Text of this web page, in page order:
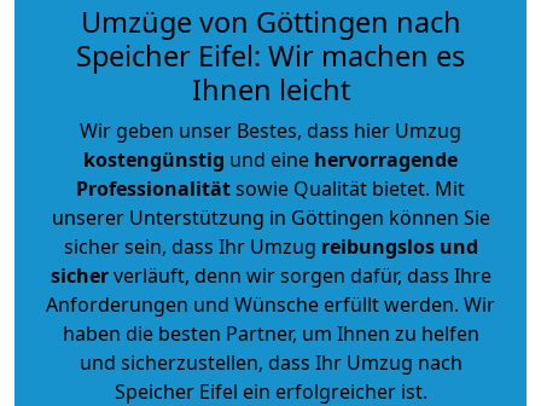
Umzüge von Göttingen nach
Speicher Eifel: Wir machen es
Ihnen leicht
Wir geben unser Bestes, dass hier Umzug
kostengünstig und eine hervorragende
Professionalitätsowie Qualität bietet. Mit
unserer Unterstützung in Göttingen können Sie
sicher sein, dass Ihr Umzug reibungslos und
sicherverläuft, denn wir sorgen dafür, dass Ihre
Anforderungen und Wünsche erfüllt werden. Wir
haben die besten Partner, um Ihnen zu helfen
und sicherzustellen, dass Ihr Umzug nach
Speicher Eifel ein erfolgreicher ist.